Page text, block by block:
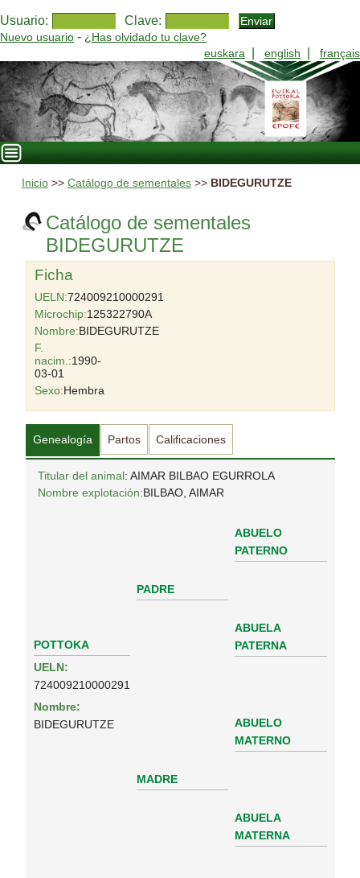
Usuario: Clave:
Nuevo usuario - ¿Has olvidado tu clave?
euskara
english français
Inicio>> Catálogo de sementales>> BIDEGURUTZE
Catálogo de sementales
BIDEGURUTZE
Ficha
UELN:724009210000291
Microchip:125322790A
Nombre:BIDEGURUTZE
F.
nacim.:1990-
03-01
Sexo:Hembra
Genealogía Partos Calificaciones
Titular del animal: AIMAR BILBAO EGURROLA
Nombre explotación:BILBAO, AIMAR
POTTOKA
UELN:
724009210000291
Nombre:
BIDEGURUTZE
PADRE
ABUELO
PATERNO
ABUELA
PATERNA
MADRE
ABUELO
MATERNO
ABUELA
MATERNA